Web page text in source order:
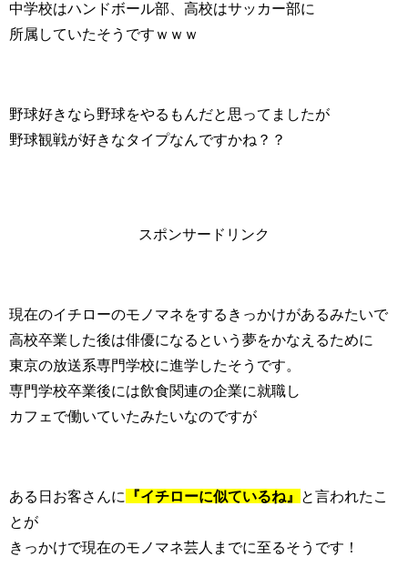
中学校はハンドボール部、高校はサッカー部に
所属していたそうですｗｗｗ
野球好きなら野球をやるもんだと思ってましたが
野球観戦が好きなタイプなんですかね？？
スポンサードリンク
現在のイチローのモノマネをするきっかけがあるみたいで
高校卒業した後は俳優になるという夢をかなえるために
東京の放送系専門学校に進学したそうです。
専門学校卒業後には飲食関連の企業に就職し
カフェで働いていたみたいなのですが
ある日お客さんに 『イチローに似ているね』
と言われたこ
とが
きっかけで現在のモノマネ芸人までに至るそうです！